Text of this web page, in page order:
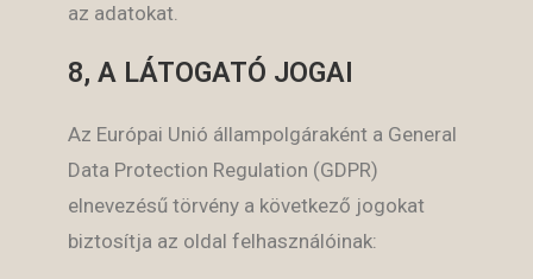
az adatokat.
8, A LÁTOGATÓ JOGAI
Az Európai Unió állampolgáraként a General
Data Protection Regulation (GDPR)
elnevezésű törvény a következő jogokat
biztosítja az oldal felhasználóinak: